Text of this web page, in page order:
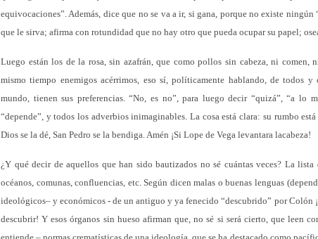
equivocaciones”. Además, dice que no se va a ir, si gana, porque no existe
que le sirva; afirma con rotundidad que no hay otro que pueda ocupar su papel;
Luego están los de la rosa, sin azafrán, que como pollos sin cabeza, ni comen,
mismo tiempo enemigos acérrimos, eso sí, políticamente hablando, de todos
mundo, tienen sus preferencias. “No, es no”, para luego decir “quizá”, “a lo
“depende”, y todos los adverbios inimaginables. La cosa está clara: su rumbo
Dios se la dé, San Pedro se la bendiga. Amén ¡Si Lope de Vega levantara lacabeza!
¿Y qué decir de aquellos que han sido bautizados no sé cuántas veces? La lista
océanos, comunas, confluencias, etc. Según dicen malas o buenas lenguas
ideológicos– y económicos - de un antiguo y ya fenecido “descubrido” por Colón
descubrir! Y esos órganos sin hueso afirman que, no sé si será cierto, que leen